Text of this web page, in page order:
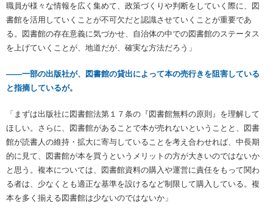
職員が様々な情報を広く集めて、政策づくりや判断をしていく際に、図
書館を活用していくことが不可欠だと認識させていくことが重要であ
る。図書館の存在意義に気づかせ、自治体の中での図書館のステータス
を上げていくことが、地道だが、確実な方法だろう」
――一部の出版社が、図書館の貸出によって本の売行きを阻害している
と指摘しているが。
「まずは出版社に図書館法第１７条の『図書館無料の原則』を理解して
ほしい。さらに、図書館があることで本が売れないということと、図書
館が読書人の維持・拡大に寄与していることを考え合わせれば、中長期
的に見て、図書館が本を買うというメリットの方が大きいのではないか
と思う。複本については、図書館資料の購入や運営に責任をもって関わ
る者は、少なくとも適正な基準を設けるなど制限して購入している。複
本を多く揃える図書館は少ないのではないか」